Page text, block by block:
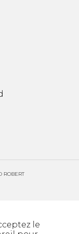
ROBERT
le